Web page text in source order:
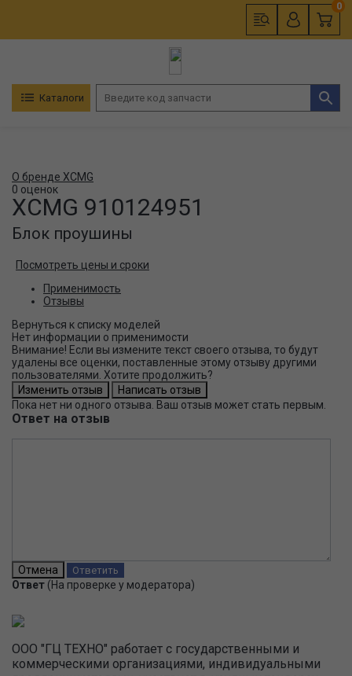
0
Каталоги
О бренде XCMG
0 оценок
XCMG 910124951
Блок проушины
Посмотреть цены и сроки
Применимость
Отзывы
Нет информации о применимости
Внимание! Если вы измените текст своего отзыва, то будут
удалены все оценки, поставленные этому отзыву другими
пользователями. Хотите продолжить?
Пока нет ни одного отзыва. Ваш отзыв может стать первым.
Ответ на отзыв
Ответ (На проверке у модератора)
ООО "ГЦ ТЕХНО" работает с государственными и
коммерческими организациями, индивидуальными